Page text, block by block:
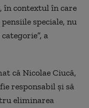
în contextul în care
speciale, nu
a
că Nicolae Ciucă,
responsabil şi să
eliminarea